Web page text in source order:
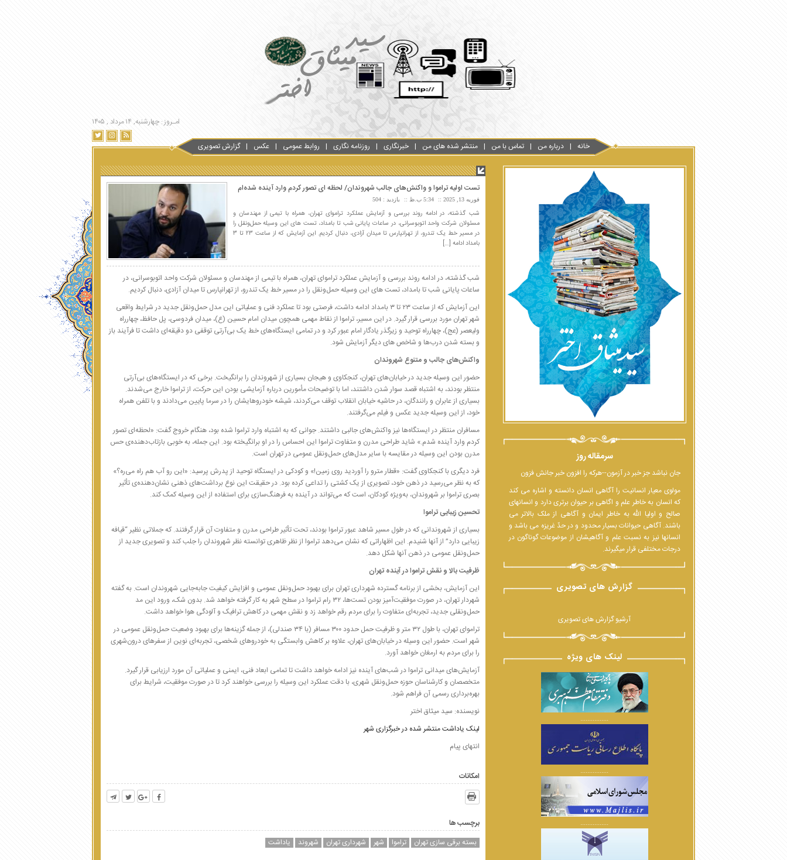
امـروز : چهارشنبه, ۱۴ مرداد , ۱۴۰۵
خانه درباره من تماس با من منتشر شده های من خبرنگاری روزنامه نگاری روابط عمومی عکس گزارش تصویری
تست اولیه تراموا و واکنش‌های جالب شهروندان/ لحظه ای تصور کردم وارد آینده شده‌ام
فوریه 13, 2025 5:34 ب.ظ بازدید : 504
شب گذشته، در ادامه روند بررسی و آزمایش عملکرد تراموای تهران، همراه با تیمی از مهندسان و
مسئولان شرکت واحد اتوبوسرانی، در ساعات پایانی شب تا بامداد، تست های این وسیله حمل‌ونقل را
در مسیر خط یک تندرو، از تهرانپارس تا میدان آزادی، دنبال کردیم. این آزمایش که از ساعت ۲۳ تا ۳
بامداد ادامه […]
شب گذشته، در ادامه روند بررسی و آزمایش عملکرد تراموای تهران، همراه با تیمی از مهندسان و مسئولان شرکت واحد اتوبوسرانی، در
ساعات پایانی شب تا بامداد، تست های این وسیله حمل‌ونقل را در مسیر خط یک تندرو، از تهرانپارس تا میدان آزادی، دنبال کردیم.
این آزمایش که از ساعت ۲۳ تا ۳ بامداد ادامه داشت، فرصتی بود تا عملکرد فنی و عملیاتی این مدل حمل‌ونقل جدید در شرایط واقعی
شهر تهران مورد بررسی قرار گیرد. در این مسیر، تراموا از نقاط مهمی همچون میدان امام حسین (ع)، میدان فردوسی، پل حافظ، چهارراه
ولیعصر (عج)، چهارراه توحید و زیرگذر یادگار امام عبور کرد و در تمامی ایستگاه‌های خط یک بی‌آرتی توقفی دو دقیقه‌ای داشت تا فرآیند باز
و بسته شدن درب‌ها و شاخص های دیگر آزمایش شود.
واکنش‌های جالب و متنوع شهروندان
حضور این وسیله جدید در خیابان‌های تهران، کنجکاوی و هیجان بسیاری از شهروندان را برانگیخت. برخی که در ایستگاه‌های بی‌آرتی
منتظر بودند، به اشتباه قصد سوار شدن داشتند، اما با توضیحات مأمورین درباره آزمایشی بودن این حرکت، از تراموا خارج می‌شدند.
بسیاری از عابران و رانندگان، در حاشیه خیابان انقلاب توقف می‌کردند، شیشه خودروهایشان را در سرما پایین می‌دادند و با تلفن همراه
خود، از این وسیله جدید عکس و فیلم می‌گرفتند.
مسافران منتظر در ایستگاه‌ها نیز واکنش‌های جالبی داشتند. جوانی که به اشتباه وارد تراموا شده بود، هنگام خروج گفت: «لحظه‌ای تصور
کردم وارد آینده شدم.» شاید طراحی مدرن و متفاوت تراموا این احساس را در او برانگیخته بود. این جمله، به خوبی بازتاب‌دهنده‌ی حس
مدرن بودن این وسیله در مقایسه با سایر مدل‌های حمل‌ونقل عمومی در تهران است.
فرد دیگری با کنجکاوی گفت: «قطار مترو را آوردید روی زمین!» و کودکی در ایستگاه توحید از پدرش پرسید: «این رو آب هم راه می‌ره؟»
که به نظر می‌رسید در ذهن خود، تصویری از یک کشتی را تداعی کرده بود. در حقیقت این نوع برداشت‌های ذهنی نشان‌دهنده‌ی تأثیر
بصری تراموا بر شهروندان، به‌ویژه کودکان، است که می‌تواند در آینده به فرهنگ‌سازی برای استفاده از این وسیله کمک کند.
تحسین زیبایی تراموا
بسیاری از شهروندانی که در طول مسیر شاهد عبور تراموا بودند، تحت تأثیر طراحی مدرن و متفاوت آن قرار گرفتند. که جملاتی نظیر “قیافه
زیبایی دارد” از آنها شنیدم. این اظهاراتی که نشان می‌دهد تراموا از نظر ظاهری توانسته نظر شهروندان را جلب کند و تصویری جدید از
حمل‌ونقل عمومی در ذهن آنها شکل دهد.
ظرفیت بالا و نقش تراموا در آینده تهران
این آزمایش، بخشی از برنامه گسترده شهرداری تهران برای بهبود حمل‌ونقل عمومی و افزایش کیفیت جابه‌جایی شهروندان است. به گفته
شهردار تهران، در صورت موفقیت‌آمیز بودن تست‌ها، ۳۲ رام تراموا در سطح شهر به کار گرفته خواهد شد. بدون شک، ورود این مد
حمل‌ونقلی جدید، تجربه‌ای متفاوت را برای مردم رقم خواهد زد و نقش مهمی در کاهش ترافیک و آلودگی هوا خواهد داشت.
تراموای تهران، با طول ۳۲ متر و ظرفیت حمل حدود ۳۰۰ مسافر (با ۳۴ صندلی)، از جمله گزینه‌ها برای بهبود وضعیت حمل‌ونقل عمومی در
شهر است. حضور این وسیله در خیابان‌های تهران، علاوه بر کاهش وابستگی به خودروهای شخصی، تجربه‌ای نوین از سفرهای درون‌شهری
را برای مردم به ارمغان خواهد آورد.
آزمایش‌های میدانی تراموا در شب‌های آینده نیز ادامه خواهد داشت تا تمامی ابعاد فنی، ایمنی و عملیاتی آن مورد ارزیابی قرار گیرد.
متخصصان و کارشناسان حوزه حمل‌ونقل شهری، با دقت عملکرد این وسیله را بررسی خواهند کرد تا در صورت موفقیت، شرایط برای
بهره‌برداری رسمی آن فراهم شود.
نویسنده: سید میثاق اختر
لینک یاداشت منتشر شده در خبرگزاری شهر
انتهای پیام
امکانات
برچسب ها
بسته برقی سازی تهران
تراموا شهر شهرداری تهران شهروند یاداشت
سرمقاله روز
جان نباشد جز خبر در آزمون--هرکه را افزون خبر جانش فزون
مولوی معیار انسانیت را آگاهی انسان دانسته و اشاره می کند
که انسان به خاطر علم و اگاهی بر حیوان برتری دارد و انسانهای
صالح و اولیا الله به خاطر ایمان و آگاهی از ملک بالاتر می
باشند. آگاهی حیوانات بسیار محدود و در حدّ غریزه می باشد و
انسانها نیز به نسبت علم و آگاهیشان از موضوعات گوناگون در
درجات مختلفی قرار میگیرند.
گزارش های تصویری
آرشیو گزارش های تصویری
لینک های ویژه
................
................
................